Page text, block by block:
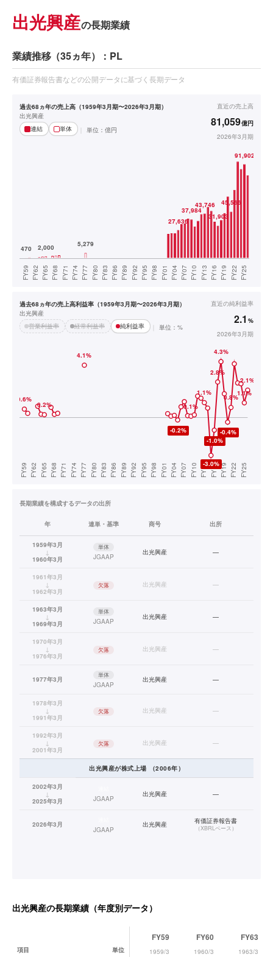
出光興産の長期業績
業績推移（35ヵ年）：PL
有価証券報告書などの公開データに基づく長期データ
過去68ヵ年の売上高（1959年3月期〜2026年3月期）
出光興産
連結
単体 単位： 億円
直近の売上高
81,059億円
2026年3月期
過去68ヵ年の売上高利益率（1959年3月期〜2026年3月期）
出光興産
営業利益率
経常利益率 純利益率 単位：%
直近の純利益率
2.1 %
2026年3月期
長期業績を構成するデータの出所
年 連単・基準 商号 出所
1959年3月
↓
1960年3月
単体
JGAAP
出光興産 —
1961年3月
↓
1962年3月
欠落 出光興産 —
1963年3月
↓
1969年3月
単体
JGAAP
出光興産 —
1970年3月
↓
1976年3月
欠落 出光興産 —
1977年3月
単体
JGAAP
出光興産 —
1978年3月
↓
1991年3月
欠落 出光興産 —
1992年3月
↓
2001年3月
欠落 出光興産 —
出光興産が株式上場 （2006年）
2002年3月
↓
2025年3月
JGAAP
出光興産 —
2026年3月
JGAAP
出光興産 有価証券報告書
（XBRLベース）
出光興産の長期業績（年度別データ）
項目 単位
FY59
1959/3
FY60
1960/3
FY63
1963/3